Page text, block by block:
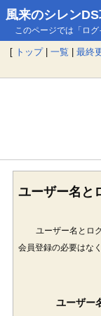
風来のシレン
このページでは「ロ
[ トップ| 一覧 | 最終
ユーザー名と
ユーザー名とロ
会員登録の必要はな
ユーザー